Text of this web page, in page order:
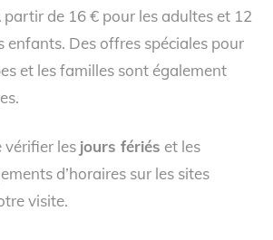
partir de 16 € pour les adultes et 12
enfants. Des offres spéciales pour
et les familles sont également
vérifier les jours fériés et les
d’horaires sur les sites
visite.